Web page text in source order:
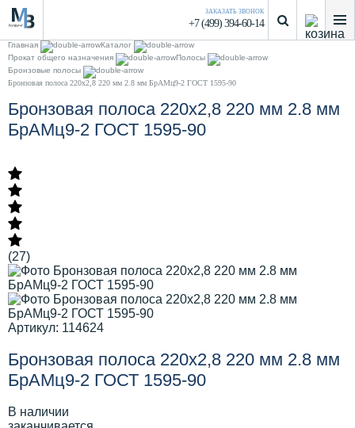
ЗАКАЗАТЬ ЗВОНОК
+7 (499) 394-60-14
Главная
Каталог
Прокат общего назначения
Полосы
Бронзовые полосы
Бронзовая полоса 220х2,8 220 мм 2.8 мм БрАМц9-2 ГОСТ 1595-90
Бронзовая полоса 220х2,8 220 мм 2.8 мм
БрАМц9-2 ГОСТ 1595-90
(27)
Артикул: 114624
Бронзовая полоса 220х2,8 220 мм 2.8 мм
БрАМц9-2 ГОСТ 1595-90
В наличии